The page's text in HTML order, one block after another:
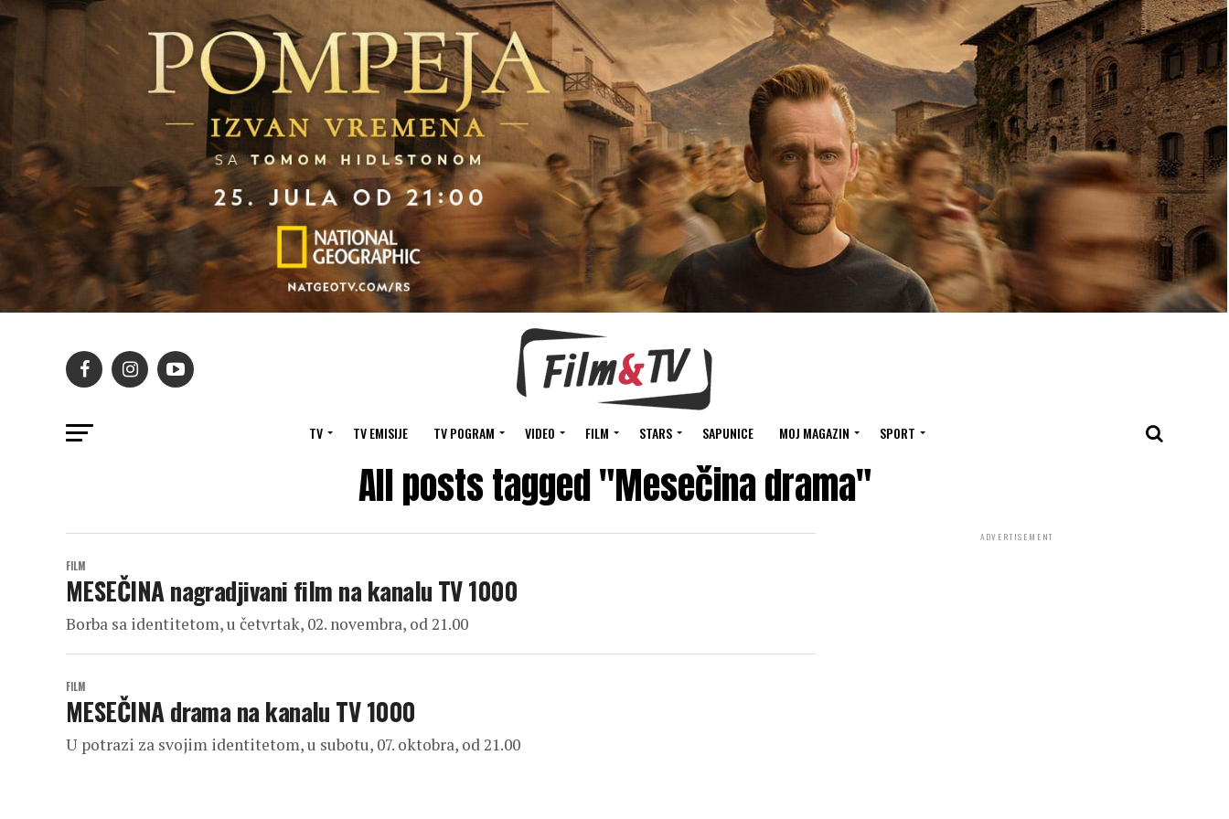
TV TV EMISIJE TV POGRAM VIDEO FILM STARS SAPUNICE MOJ MAGAZIN SPORT
All posts tagged "Mesečina drama"
FILM
MESEČINA nagradjivani film na kanalu TV 1000
Borba sa identitetom, u četvrtak, 02. novembra, od 21.00
FILM
MESEČINA drama na kanalu TV 1000
U potrazi za svojim identitetom, u subotu, 07. oktobra, od 21.00
ADVERTISEMENT